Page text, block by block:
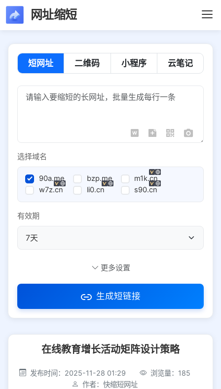
网址缩短
短网址 二维码 小程序 云笔记
选择域名
90a.me bzp.me
m1k.cn
w7z.cn
li0.cn s90.cn
有效期
访问密码
社交平台 电商平台
更多设置
生成短链接
在线教育增长活动矩阵设计策略
发布时间：2025-11-28 01:29
浏览量：185
作者：快缩短网址